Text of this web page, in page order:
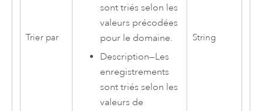
Trier par
sont triés selon les
valeurs précodées
pour le domaine.
Description—Les
enregistrements
sont triés selon les
valeurs de
String